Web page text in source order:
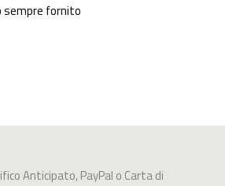
sempre fornito
Anticipato, PayPal o Carta di